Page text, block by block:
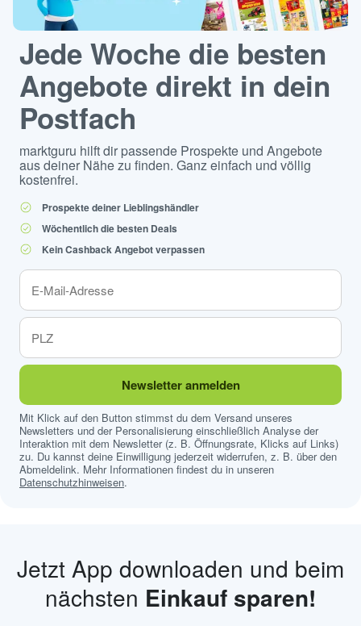
Jede Woche die besten
Angebote direkt in dein
Postfach
marktguru hilft dir passende Prospekte und Angebote
aus deiner Nähe zu finden. Ganz einfach und völlig
kostenfrei.
Prospekte deiner Lieblingshändler
Wöchentlich die besten Deals
Kein Cashback Angebot verpassen
Newsletter anmelden
Mit Klick auf den Button stimmst du dem Versand unseres
Newsletters und der Personalisierung einschließlich Analyse der
Interaktion mit dem Newsletter (z. B. Öffnungsrate, Klicks auf Links)
zu. Du kannst deine Einwilligung jederzeit widerrufen, z. B. über den
Abmeldelink. Mehr Informationen findest du in unseren
Datenschutzhinweisen.
Jetzt App downloaden und beim
nächsten Einkauf sparen!